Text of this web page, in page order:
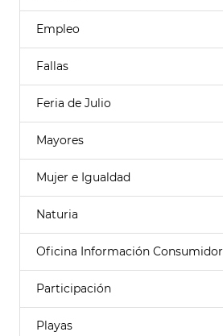
Empleo
Fallas
Feria de Julio
Mayores
Mujer e Igualdad
Naturia
Oficina Información Consumidor
Participación
Playas